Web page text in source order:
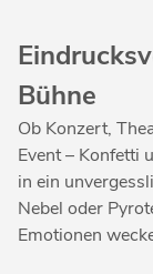
Bühne
Ob Konzert,
Event – Konfetti
in ein
Nebel oder
Emotionen